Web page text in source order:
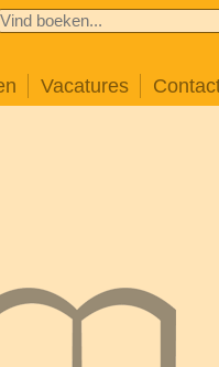
Vacatures